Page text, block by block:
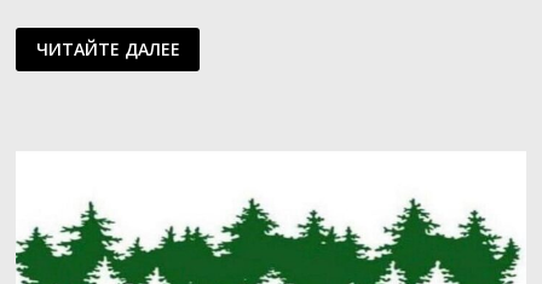
СЛЕТ
ПО
СПОРТИВНОМУ
ЧИТАЙТЕ ДАЛЕЕ